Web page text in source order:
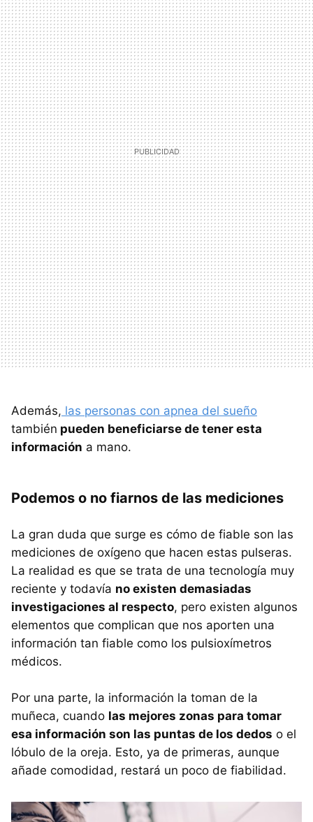
Además, las personas con apnea del sueño
también pueden beneficiarse de tener esta
información a mano.
Podemos o no fiarnos de las mediciones
La gran duda que surge es cómo de fiable son las
mediciones de oxígeno que hacen estas pulseras.
La realidad es que se trata de una tecnología muy
reciente y todavía no existen demasiadas
investigaciones al respecto, pero existen algunos
elementos que complican que nos aporten una
información tan fiable como los pulsioxímetros
médicos.
Por una parte, la información la toman de la
muñeca, cuando las mejores zonas para tomar
esa información son las puntas de los dedos o el
lóbulo de la oreja. Esto, ya de primeras, aunque
añade comodidad, restará un poco de fiabilidad.